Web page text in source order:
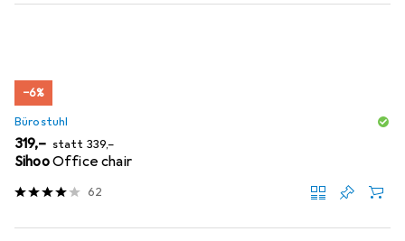
−6%
Bürostuhl
EUR
319,– statt EUR
339,–
SihooOffice chair
62